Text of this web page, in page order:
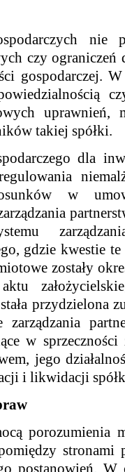
nie
czy
gospodarczej.
takiej spółki.
dla
w
gdzie kwestie te
zostały
przydzielona
w
jego
i likwidacji
porozumienia
stronami
postanowień.